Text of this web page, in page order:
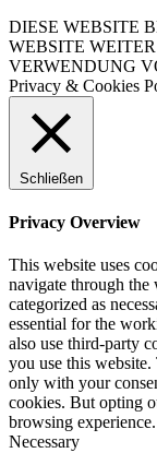
DIESE WEBSITE
WEBSITE
VERWENDUNG
Privacy & Cookies
Schließen
Privacy Overview
This website uses
navigate through the
categorized as
essential for the
also use third-party
you use this
only with your
cookies. But opting
browsing experience.
Necessary